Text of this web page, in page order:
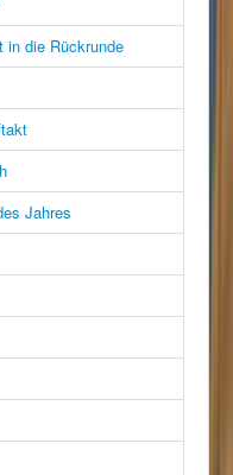
in die Rückrunde
Jahres